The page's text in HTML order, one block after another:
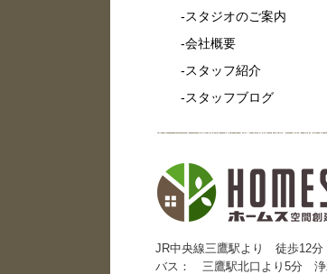
スタジオのご案内
会社概要
スタッフ紹介
スタッフブログ
JR中央線三鷹駅より 徒歩12分
バス： 三鷹駅北口より5分 浄